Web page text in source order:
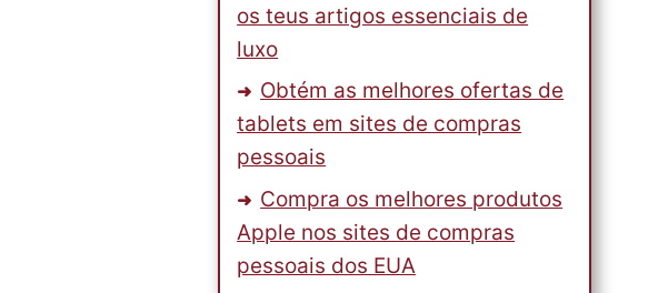
os teus artigos essenciais de
luxo
Obtém as melhores ofertas de
tablets em sites de compras
pessoais
Compra os melhores produtos
Apple nos sites de compras
pessoais dos EUA